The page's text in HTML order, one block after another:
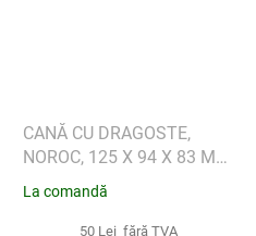
CANĂ CU DRAGOSTE,
NOROC, 125 X 94 X 83 MM,
290 ML - VILLEROY &
La comandă
50 Lei fără TVA